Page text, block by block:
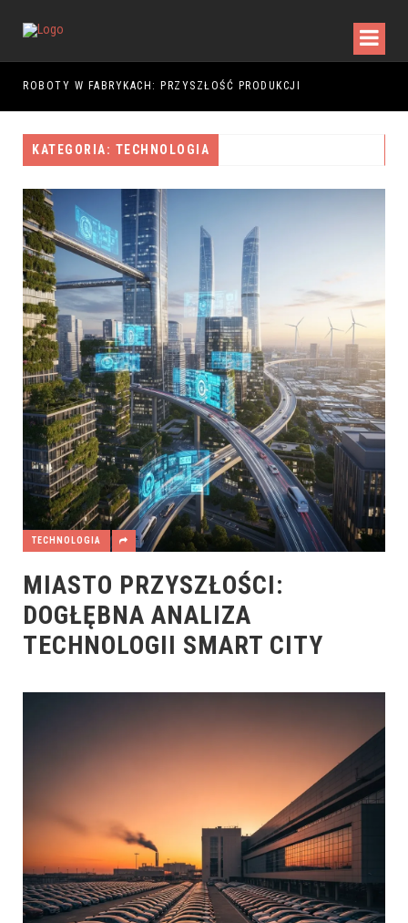
ROBOTY W FABRYKACH: PRZYSZŁOŚĆ PRODUKCJI
KATEGORIA: TECHNOLOGIA
TECHNOLOGIA
MIASTO PRZYSZŁOŚCI:
DOGŁĘBNA ANALIZA
TECHNOLOGII SMART CITY